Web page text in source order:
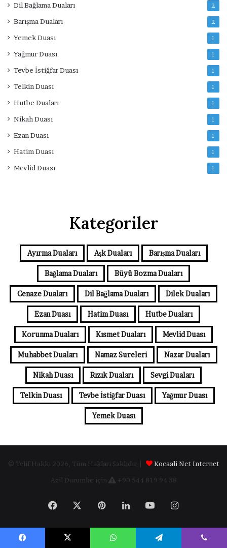
Dil Bağlama Duaları 2
Barışma Duaları 2
Yemek Duası 1
Yağmur Duası 1
Tevbe İstiğfar Duası 1
Telkin Duası 1
Hutbe Duaları 1
Nikah Duası 1
Ezan Duası 1
Hatim Duası 1
Mevlid Duası 1
Kategoriler
Ayırma Duaları Aşk Duaları Barışma Duaları
Bağlama Duaları Büyü Bozma Duaları
Cenaze Duaları Dil Bağlama Duaları Dilek Duaları
Ezan Duası Hatim Duası Hutbe Duaları
Korunma Duaları Kısmet Duaları Mevlid Duası
Muhabbet Duaları Namaz Sureleri Nazar Duaları
Nikah Duası Rızık Duaları Sevgi Duaları
Telkin Duası Tevbe İstiğfar Duası Yağmur Duası
Yemek Duası
© Telif Hakkı 2026, Tüm Hakları Saklıdır |
Kocaali Net Internet
Acil Durumlar için
+90 544 819 94 38
Facebook PinterestLinkedInYouTubeInstagram